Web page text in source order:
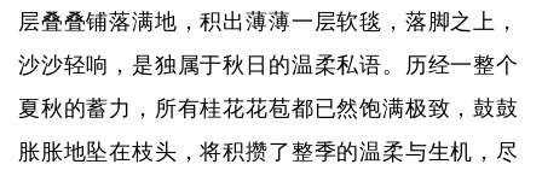
层叠叠铺落满地，积出薄薄一层软毯，落脚之上，
沙沙轻响，是独属于秋日的温柔私语。历经一整个
夏秋的蓄力，所有桂花花苞都已然饱满极致，鼓鼓
胀胀地坠在枝头，将积攒了整季的温柔与生机，尽